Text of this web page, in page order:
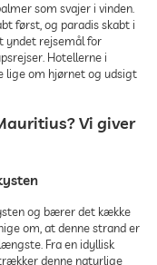
som svajer i vinden.
først, og paradis skabt i
yndet rejsemål for
Hotellerne i
lige om hjørnet og udsigt
Vi giver
og bærer det kække
om, at denne strand er
Fra en idyllisk
denne naturlige